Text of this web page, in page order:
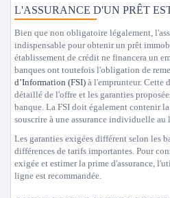
L'ASSURANCE D'UN PRÊT
Bien que non obligatoire légalement,
indispensable pour obtenir un prêt
établissement de crédit ne financera un
banques ont toutefois l'obligation de
d’Information (FSI) à l'emprunteur. Cette
détaillé de l'offre et les garanties
banque. La FSI doit également contenir
souscrire à une assurance individuelle
Les garanties exigées différent selon les
différences de tarifs importantes. Pour
exigée et estimer la prime d'assurance,
ligne est recommandée.